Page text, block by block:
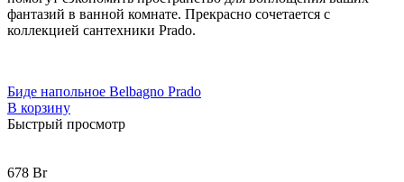
фантазий в ванной комнате. Прекрасно сочетается с
коллекцией сантехники Prado.
Биде напольное Belbagno Prado
В корзину
Быстрый просмотр
678 Br